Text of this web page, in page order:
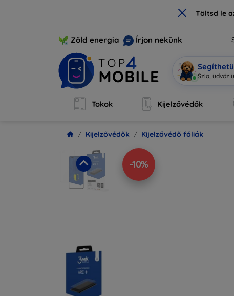
× Töltsd le
Zöld energia Írjon nekünk
Mobi |
Tokok Kijelzővédők
Kijelzővédők Kijelzővédő fóliák
-10%